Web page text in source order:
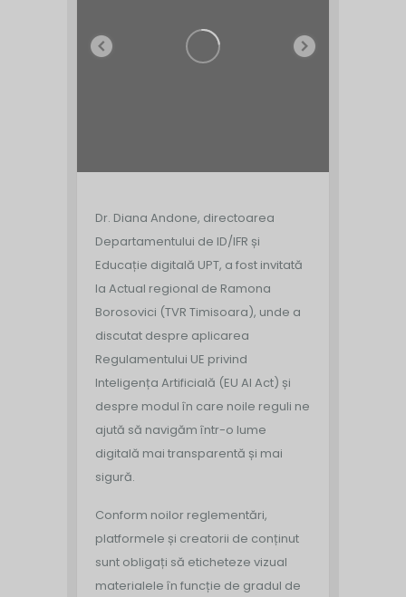
Dr. Diana Andone, directoarea
Departamentului de ID/IFR și
Educație digitală UPT, a fost invitată
la Actual regional de Ramona
Borosovici (TVR Timisoara), unde a
discutat despre aplicarea
Regulamentului UE privind
Inteligența Artificială (EU AI Act) și
despre modul în care noile reguli ne
ajută să navigăm într-o lume
digitală mai transparentă și mai
sigură.
Conform noilor reglementări,
platformele și creatorii de conținut
sunt obligați să eticheteze vizual
materialele în funcție de gradul de